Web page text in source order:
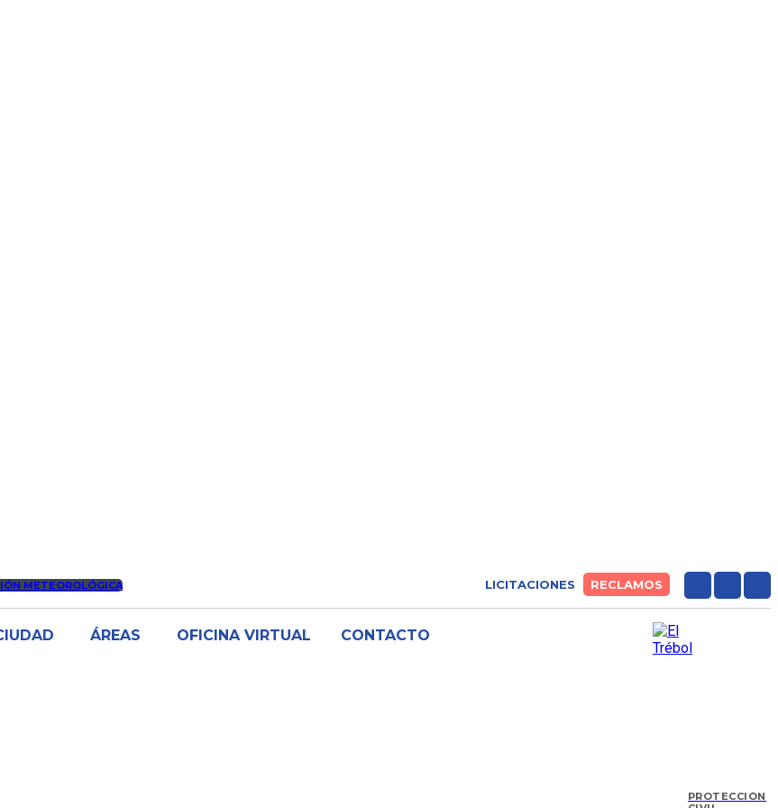
METEOROLÓGICA LICITACIONES RECLAMOS
ÁREAS OFICINA VIRTUAL CONTACTO
PROTECCIÓN